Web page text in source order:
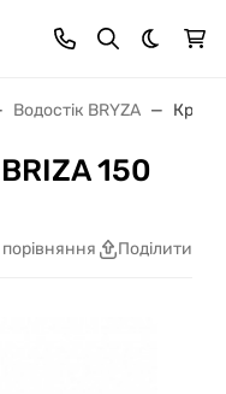
Dark
Водостік BRYZA
150
Поділитися